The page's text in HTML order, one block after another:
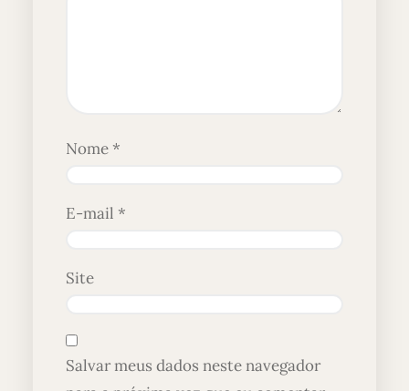
Nome*
E-mail *
Site
Salvar meus dados neste navegador